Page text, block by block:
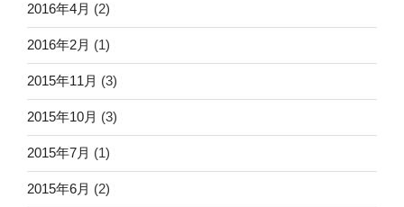
2016年4月 (2)
2016年2月 (1)
2015年11月 (3)
2015年10月 (3)
2015年7月 (1)
2015年6月 (2)